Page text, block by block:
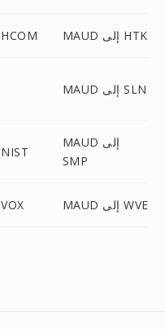
MAUD إلى HCOM MAUD إلى HTK
MAUD إلى SLN
MAUD إلى NIST
MAUD إلى
SMP
MAUD إلى VOX MAUD إلى WVE